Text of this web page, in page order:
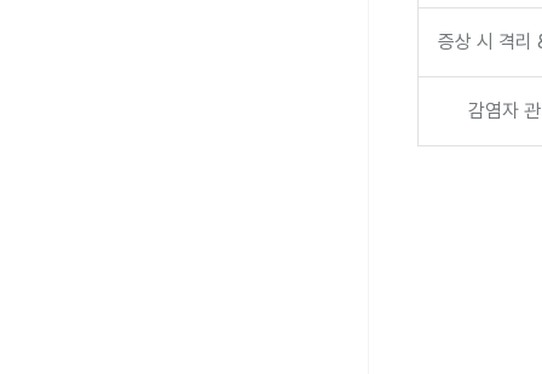
증상 시 격리
감염자